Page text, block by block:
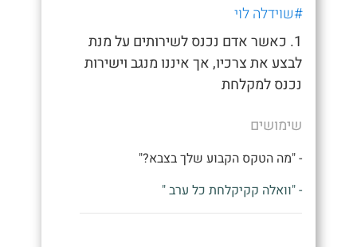
#שוידלה לוי
1. כאשר אדם נכנס לשירותים על מנת
לבצע את צרכיו, אך איננו מנגב וישירות
נכנס למקלחת
שימושים
- "מה הטקס הקבוע שלך בצבא?"
- "וואלה קקיקלחת כל ערב "